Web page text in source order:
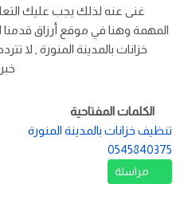
غنى عنه لذلك يجب عليك
المهمة وهنا في موقع أرزاق
خزانات بالمدينة المنورة ,
الكلمات المفتاحية
تنظيف خزانات بالمدينة المنورة
0545840375
مراسلة